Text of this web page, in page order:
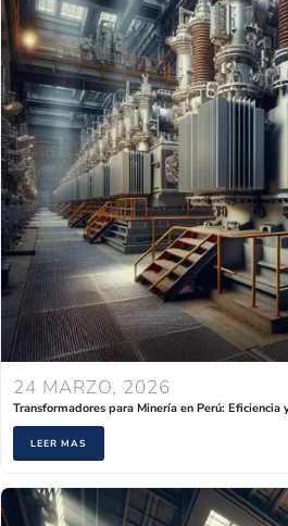
24 MARZO, 2026
Transformadores para Minería en Perú:
LEER MAS